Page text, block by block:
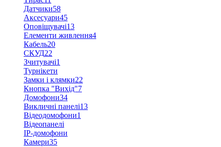
Датчики58
Аксесуари45
Оповіщувачі13
Елементи живлення4
Кабель20
СКУД22
Зчитувачі1
Турнікети
Замки і клямки22
Кнопка "Вихід"7
Домофони34
Викличні панелі13
Відеодомофони1
Відеопанелі
IP-домофони
Камери35